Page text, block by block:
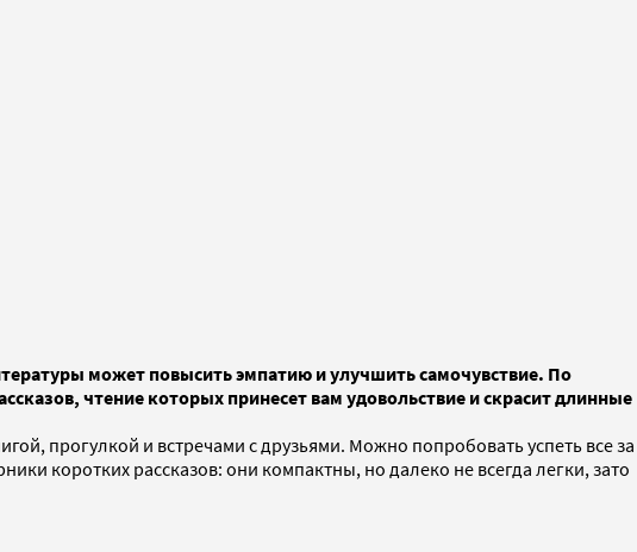
может повысить эмпатию и улучшить самочувствие. По
чтение которых принесет вам удовольствие и скрасит длинные
прогулкой и встречами с друзьями. Можно попробовать успеть все за
коротких рассказов: они компактны, но далеко не всегда легки, зато